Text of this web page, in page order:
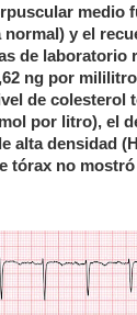
medio
y el
de laboratorio
ng por
de colesterol
por litro), el
densidad
tórax no